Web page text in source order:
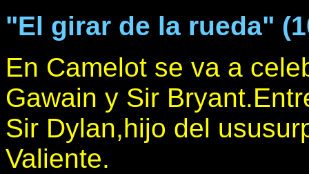
"El girar de la rueda"
En Camelot se va a
Gawain y Sir
Sir Dylan,hijo del
Valiente.